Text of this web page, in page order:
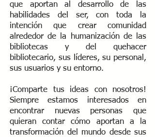
que aportan al desarrollo de las
habilidades del ser, con toda la
intención que crear comunidad
alrededor de la humanización de las
bibliotecas y del quehacer
bibliotecario, sus líderes, su personal,
sus usuarios y su entorno.
¡Comparte tus ideas con nosotros!
Siempre estamos interesados ​​en
encontrar nuevas personas que
quieran contar cómo aportan a la
transformación del mundo desde sus